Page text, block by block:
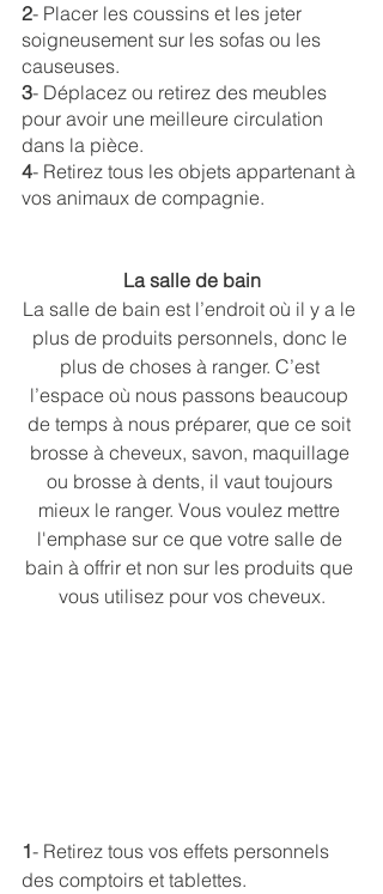
2- Placer les coussins et les jeter
soigneusement sur les sofas ou les
causeuses.
3- Déplacez ou retirez des meubles
pour avoir une meilleure circulation
dans la pièce.
4- Retirez tous les objets appartenant à
vos animaux de compagnie.
La salle de bain
La salle de bain est l’endroit où il y a le
plus de produits personnels, donc le
plus de choses à ranger. C’est
l’espace où nous passons beaucoup
de temps à nous préparer, que ce soit
brosse à cheveux, savon, maquillage
ou brosse à dents, il vaut toujours
mieux le ranger. Vous voulez mettre
l'emphase sur ce que votre salle de
bain à offrir et non sur les produits que
vous utilisez pour vos cheveux.
1- Retirez tous vos effets personnels
des comptoirs et tablettes.